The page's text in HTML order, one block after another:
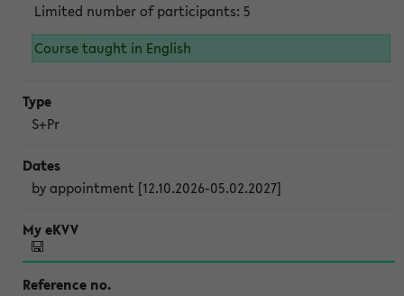
Limited number of participants: 5
Course taught in English
S+Pr
by appointment [12.10.2026-05.02.2027]